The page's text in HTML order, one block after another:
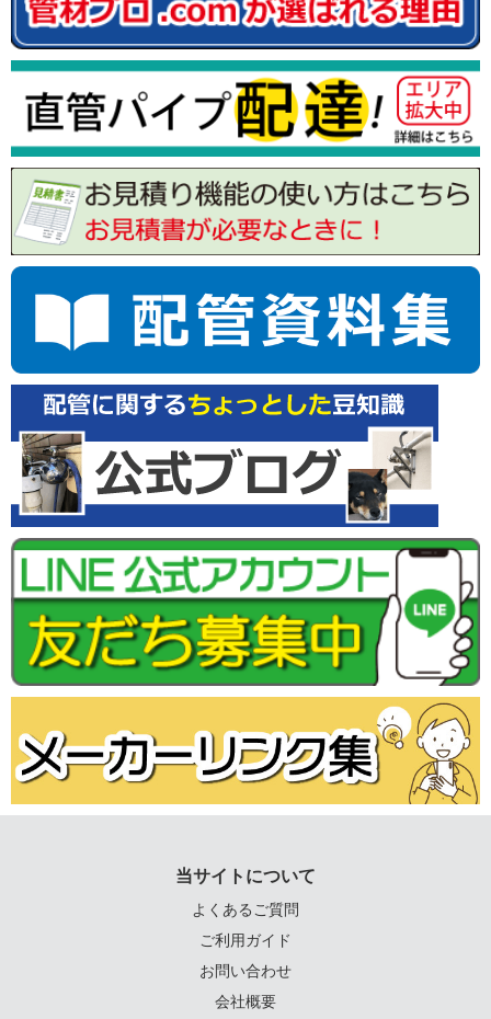
当サイトについて
よくあるご質問
ご利用ガイド
お問い合わせ
会社概要